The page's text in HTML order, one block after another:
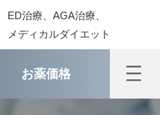
ED治療、AGA治療、
メディカルダイエット
お薬価格